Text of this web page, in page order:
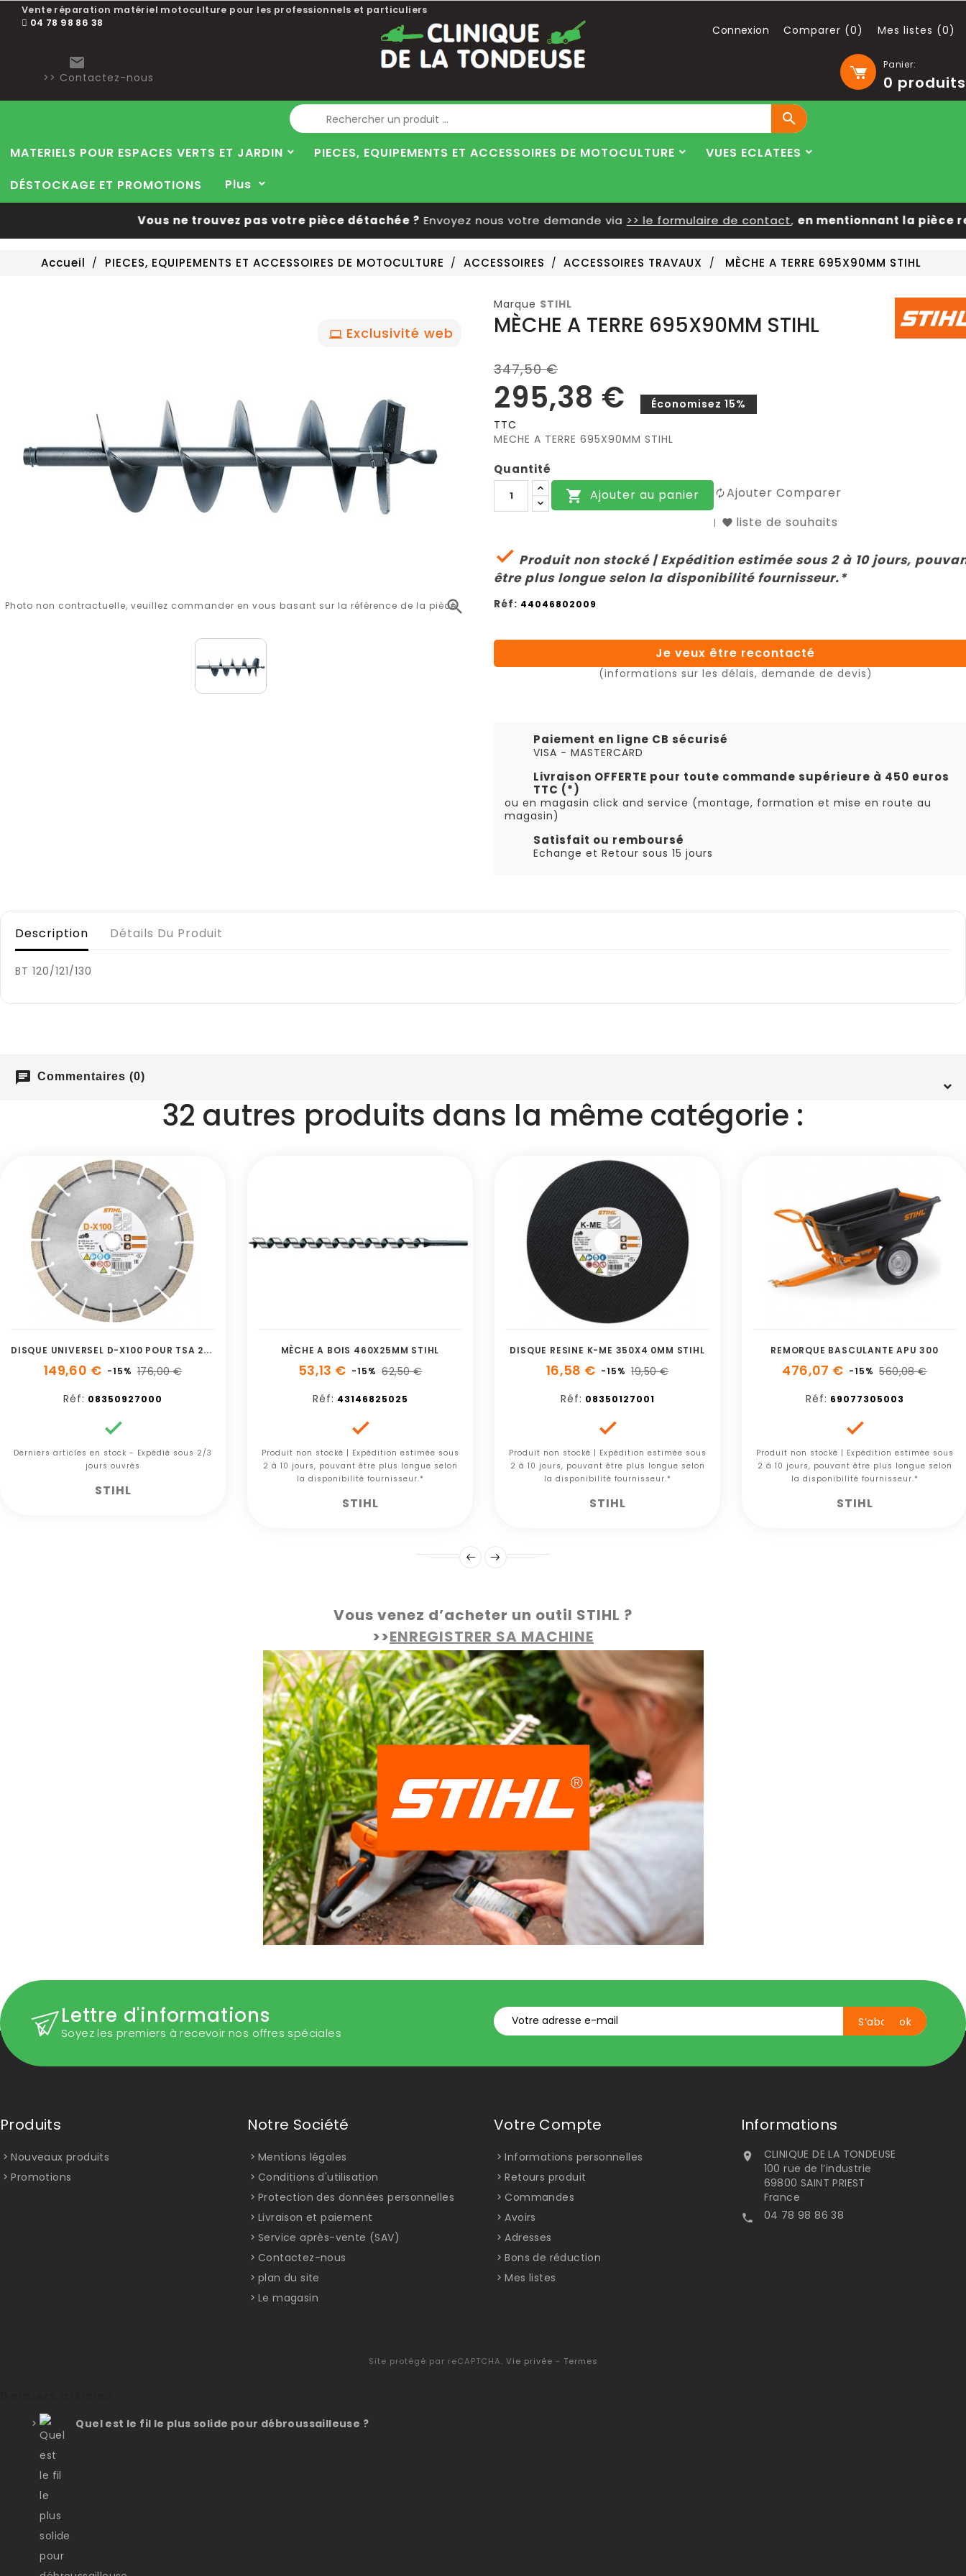
Vente réparation matériel motoculture pour les professionnels et particuliers
04 78 98 86 38
Panier:
0 produits

>> Contactez-nous
Connexion Comparer (0) Mes listes (0)
Blog

MATERIELS POUR ESPACES VERTS ET JARDIN PIECES, EQUIPEMENTS ET ACCESSOIRES DE MOTOCULTURE
VUES ECLATEES
DÉSTOCKAGE ET PROMOTIONS
Plus
Vous ne trouvez pas votre pièce détachée ?Envoyez nous votre demande via>> le formulaire de contact,en mentionnant la pièce
Accueil PIECES, EQUIPEMENTS ET ACCESSOIRES DE MOTOCULTURE ACCESSOIRES ACCESSOIRES TRAVAUX MÈCHE A TERRE 695X90MM STIHL
Exclusivité web

Photo non contractuelle, veuillez commander en vous basant sur la référence de la pièce
Marque STIHL
MÈCHE A TERRE 695X90MM STIHL
347,50 €
295,38 €
Économisez 15%
TTC
MECHE A TERRE 695X90MM STIHL
Quantité
 Ajouter au panier
Ajouter Comparer
liste de souhaits
 Produit non stocké | Expédition estimée sous 2 à 10 jours,
être plus longue selon la disponibilité fournisseur.*
Réf: 44046802009
Je veux être recontacté
(informations sur les délais, demande de devis)
Paiement en ligne CB sécurisé
VISA - MASTERCARD
Livraison OFFERTE pour toute commande supérieure à 450 euros
TTC (*)
ou en magasin click and service (montage, formation et mise en route au
magasin)
Satisfait ou remboursé
Echange et Retour sous 15 jours
Description Détails Du Produit
BT 120/121/130
chat Commentaires (0)
32 autres produits dans la même catégorie :
D
ISQUE UNIVERSEL D-X100 POUR TSA 230MM STIHL
149,60 € -15% 176,00 €
Réf: 08350927000

Derniers articles en stock - Expédié sous 2/3
jours ouvrés
STIHL
MÈCHE A BOIS 460X25MM STIHL
53,13 € -15% 62,50 €
Réf: 43146825025

Produit non stocké | Expédition estimée sous
2 à 10 jours, pouvant être plus longue selon
la disponibilité fournisseur.*
STIHL
DISQUE RESINE K-ME 350X4 0MM STIHL
16,58 € -15% 19,50 €
Réf: 08350127001

Produit non stocké | Expédition estimée sous
2 à 10 jours, pouvant être plus longue selon
la disponibilité fournisseur.*
STIHL
REMORQUE BASCULANTE APU 300
476,07 € -15% 560,08 €
Réf: 69077305003

Produit non stocké | Expédition estimée sous
2 à 10 jours, pouvant être plus longue selon
la disponibilité fournisseur.*
STIHL
Vous venez d’acheter un outil STIHL ?
>>ENREGISTRER SA MACHINE
Lettre d'informations
Soyez les premiers à recevoir nos offres spéciales
Produits
Nouveaux produits
Promotions
Notre Société
Mentions légales
Conditions d'utilisation
Protection des données personnelles
Livraison et paiement
Service après-vente (SAV)
Contactez-nous
plan du site
Le magasin
Votre Compte
Informations personnelles
Retours produit
Commandes
Avoirs
Adresses
Bons de réduction
Mes listes
Informations

CLINIQUE DE LA TONDEUSE
100 rue de l’industrie
69800 SAINT PRIEST
France
 04 78 98 86 38
Site protégé par reCAPTCHA. Vie privée - Termes
Quel est le fil le plus solide pour débroussailleuse ?